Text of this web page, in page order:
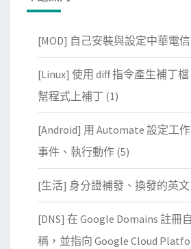
[MOD] 自己安裝與設定中華電信
[Linux] 使用 diff 指令產生補丁
幫程式上補丁 (1)
[Android] 用 Automate 設定工
事件、執行動作 (5)
[生活] 身分證補發、換發的英文
[DNS] 在 Google Domains 註冊
稱，並指向 Google Cloud